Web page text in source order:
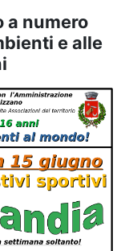
a numero
e alle